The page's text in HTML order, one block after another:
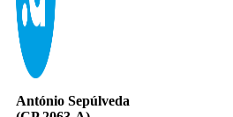
António Sepúlveda